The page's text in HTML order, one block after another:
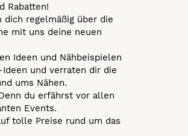
Rabatten!
regelmäßig über die
mit uns deine neuen
Ideen und Nähbeispielen
und verraten dir die
ums Nähen.
du erfährst vor allen
Events.
tolle Preise rund um das